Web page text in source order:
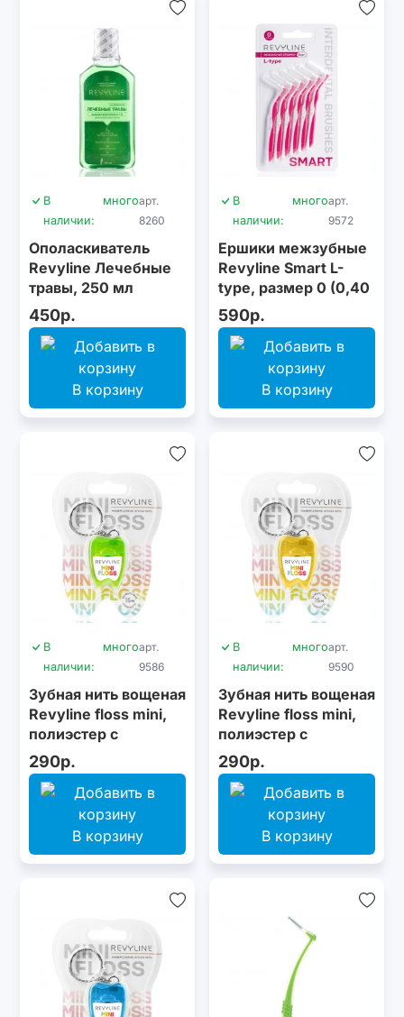
В
наличии:
многоарт.
8260
Ополаскиватель
Revyline Лечебные
травы, 250 мл
450р.
В корзину
В
наличии:
многоарт.
9572
Ершики межзубные
Revyline Smart L-
type, размер 0 (0,40
мм) розовые, 6 шт.
590р.
В корзину
В
наличии:
многоарт.
9586
Зубная нить вощеная
Revyline floss mini,
полиэстер с
бамбуковым углем,
15 м, салатовая
290р.
В корзину
В
наличии:
многоарт.
9590
Зубная нить вощеная
Revyline floss mini,
полиэстер с
бамбуковым углем,
15 м, желтая
290р.
В корзину